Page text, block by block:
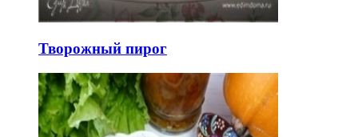
Творожный пирог